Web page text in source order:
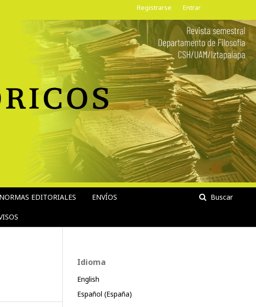
NORMAS EDITORIALES ENVÍOS Buscar
Registrarse Entrar
Idioma
English
Español (España)